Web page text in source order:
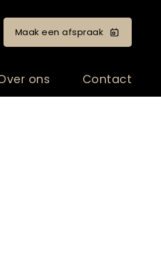
Maak een afspraak
ons Contact